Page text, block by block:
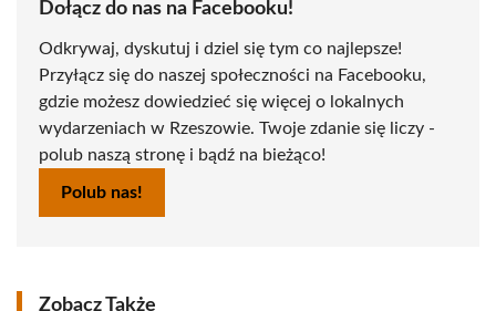
Dołącz do nas na Facebooku!
Odkrywaj, dyskutuj i dziel się tym co najlepsze!
Przyłącz się do naszej społeczności na Facebooku,
gdzie możesz dowiedzieć się więcej o lokalnych
wydarzeniach w Rzeszowie. Twoje zdanie się liczy -
polub naszą stronę i bądź na bieżąco!
Polub nas!
Zobacz Także